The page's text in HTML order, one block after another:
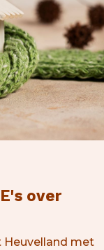
over
Heuvelland met